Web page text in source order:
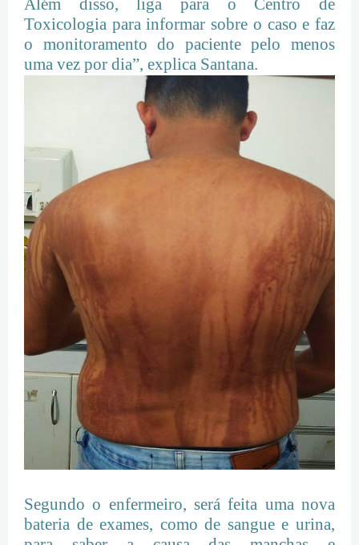
Além disso, liga para o Centro de
Toxicologia para informar sobre o caso e faz
o monitoramento do paciente pelo menos
uma vez por dia”, explica Santana.
Segundo o enfermeiro, será feita uma nova
bateria de exames, como de sangue e urina,